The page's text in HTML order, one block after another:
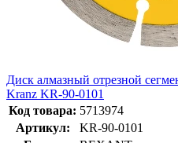
Диск алмазный отрезной
Kranz KR-90-0101
Код товара: 5713974
Артикул:
KR-90-0101